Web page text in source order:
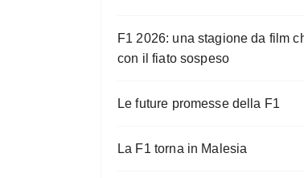
F1 2026: una stagione da film
con il fiato sospeso
Le future promesse della F1
La F1 torna in Malesia